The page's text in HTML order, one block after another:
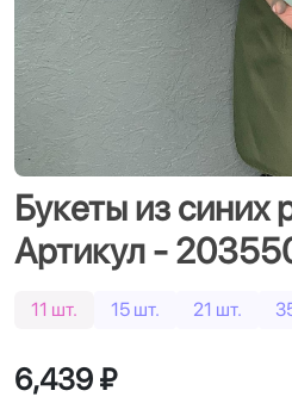
Букеты из синих
Артикул -
11 шт. 15 шт. 21 шт.
6,439 ₽